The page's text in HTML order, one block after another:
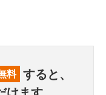
料 すると、